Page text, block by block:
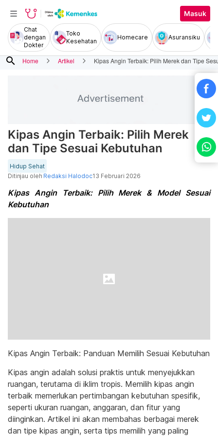
Masuk
Chat
dengan
Dokter
Toko
Kesehatan
Homecare Asuransiku
search Home Artikel Kipas Angin Terbaik: Pilih Merek dan Tipe
Kipas Angin Terbaik: Pilih Merek
dan Tipe Sesuai Kebutuhan
Hidup Sehat
Ditinjau oleh Redaksi Halodoc13 Februari 2026
Kipas Angin Terbaik: Pilih Merek & Model Sesuai
Kebutuhan
Kipas Angin Terbaik: Panduan Memilih Sesuai Kebutuhan
Kipas angin adalah solusi praktis untuk menyejukkan
ruangan, terutama di iklim tropis. Memilih kipas angin
terbaik memerlukan pertimbangan kebutuhan spesifik,
seperti ukuran ruangan, anggaran, dan fitur yang
diinginkan. Artikel ini akan membahas berbagai merek
dan tipe kipas angin, serta tips memilih yang paling